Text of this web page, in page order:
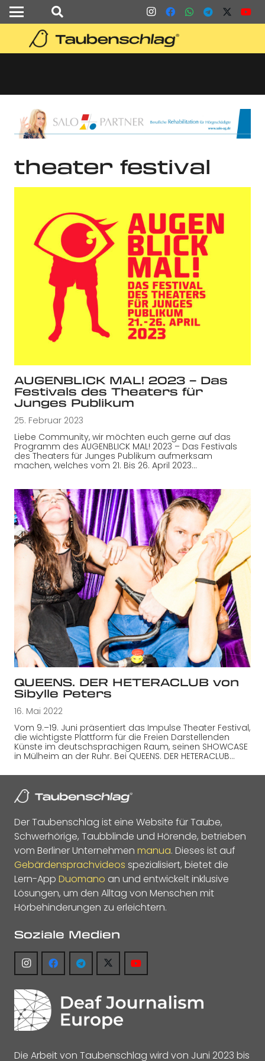
theater festival
AUGENBLICK MAL! 2023 – Das
Festivals des Theaters für
Junges Publikum
25. Februar 2023
Liebe Community, wir möchten euch gerne auf das
Programm des AUGENBLICK MAL! 2023 – Das Festivals
des Theaters für Junges Publikum aufmerksam
machen, welches vom 21. Bis 26. April 2023…
QUEENS. DER HETERACLUB von
Sibylle Peters
16. Mai 2022
Vom 9.–19. Juni präsentiert das Impulse Theater Festival,
die wichtigste Plattform für die Freien Darstellenden
Künste im deutschsprachigen Raum, seinen SHOWCASE
in Mülheim an der Ruhr. Bei QUEENS. DER HETERACLUB…
Der Taubenschlag ist eine Website für Taube,
Schwerhörige, Taubblinde und Hörende, betrieben
vom Berliner Unternehmen manua. Dieses ist auf
Gebärdensprachvideos spezialisiert, bietet die
Lern-App Duomano an und entwickelt inklusive
Lösungen, um den Alltag von Menschen mit
Hörbehinderungen zu erleichtern.
Soziale Medien
Die Arbeit von Taubenschlag wird von Juni 2023 bis